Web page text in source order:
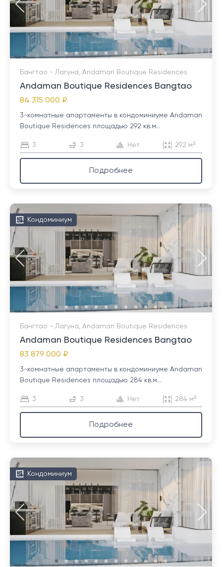
Бангтао - Лагуна, Andaman Boutique Residences
Andaman Boutique Residences Bangtao
84 315 000 ₽
3-комнатные апартаменты в кондоминиуме Andaman
Boutique Residences площадью 292 кв.м...
3 3 Нет 292 м²
Подробнее
Кондоминиум
Бангтао - Лагуна, Andaman Boutique Residences
Andaman Boutique Residences Bangtao
83 879 000 ₽
3-комнатные апартаменты в кондоминиуме Andaman
Boutique Residences площадью 284 кв.м...
3 3 Нет 284 м²
Подробнее
Кондоминиум